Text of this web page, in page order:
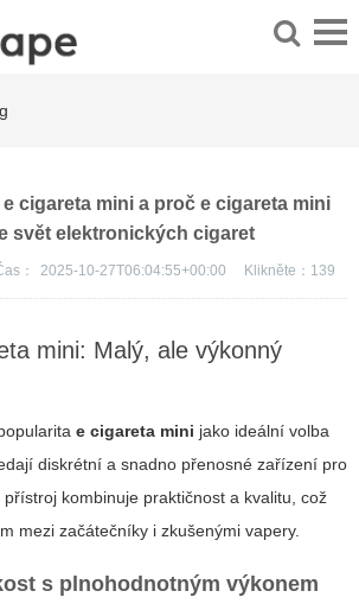
cigareta mini a proč e cigareta mini
svět elektronických cigaret
： 2025-10-27T06:04:55+00:00 Klikněte： 139
mini: Malý, ale výkonný
e cigareta mini jako ideální volba
diskrétní a snadno přenosné zařízení pro
přístroj kombinuje praktičnost a kvalitu, což
mezi začátečníky i zkušenými vapery.
s plnohodnotným výkonem